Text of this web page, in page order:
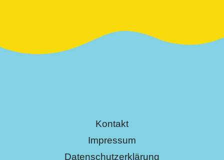
Kontakt
Impressum
Datenschutzerklärung